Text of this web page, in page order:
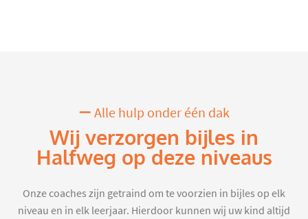
Alle hulp onder één dak
Wij verzorgen bijles in
Halfweg op deze niveaus
Onze coaches zijn getraind om te voorzien in bijles op elk
niveau en in elk leerjaar. Hierdoor kunnen wij uw kind altijd